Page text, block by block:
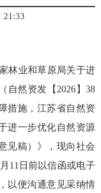
21:33
林业和草原局关于进
自然资发【2026】38
措施，江苏省自然资
进一步优化自然资源
见稿）》，现向社会
11日前以信函或电子
以便沟通意见采纳情